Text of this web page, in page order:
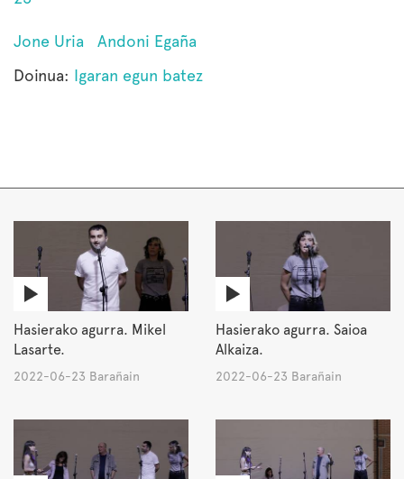
Jone Uria
Andoni Egaña
Doinua: Igaran egun batez
Hasierako agurra. Mikel
Lasarte.
2022-06-23 Barañain
Hasierako agurra. Saioa
Alkaiza.
2022-06-23 Barañain